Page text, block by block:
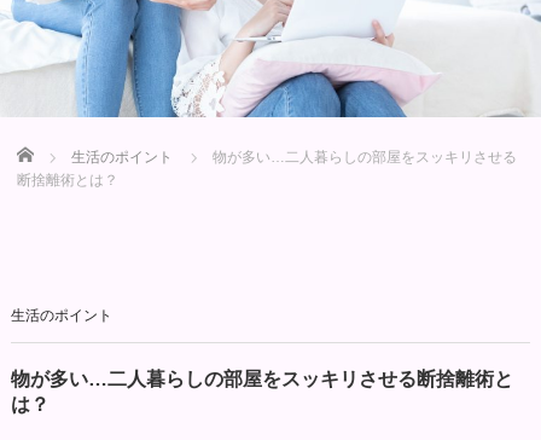
Home 生活のポイント
物が多い…二人暮らしの部屋をスッキリさせる
断捨離術とは？
生活のポイント
物が多い…二人暮らしの部屋をスッキリさせる断捨離術と
は？